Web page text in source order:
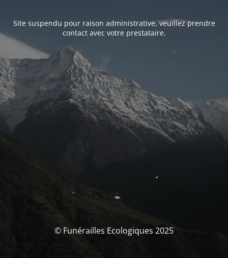
Site suspendu pour raison administrative, veuillez prendre
contact avec votre prestataire.
© Funérailles Ecologiques 2025